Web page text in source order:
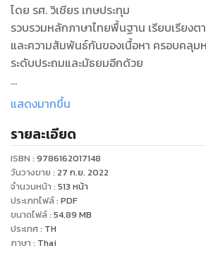
โดย รศ. วิเชียร เกษประทุม
รวบรวมหลักภาษาไทยพื้นฐาน เรียบเรียง
และความสัมพันธ์กันของเนื้อหา ครอบคลุ
ระดับประถมและมัธยมอีกด้วย
เนื้อหาในเล่มประกอบด้วย หลักภาษาไทยพื้
ราชาศัพท์ และลักษณะคำประพันธ์ไทย ซึ่งผู้เ
นำมาเรียบเรียงตามลำดับความยากง่ายแ
เนื้อหา ทั้งพยายามให้ครอบคลุมหลักสูตรกา
และมัธยมอีกด้วย
เหมาะสำหรับ นักเรียน นักศึกษา ใช้ประกอบก
นอกจากนี้ยังเหมาะสำหรับครู อาจารย์ หรือผู้
แสดงมากขึ้น
รายละเอียด
ISBN : 9786162017148
วันวางขาย : 27 ก.ย. 2022
จำนวนหน้า : 513 หน้า
ประเภทไฟล์: PDF
ขนาดไฟล์: 54.89 MB
ประเทศ: TH
ภาษา : Thai